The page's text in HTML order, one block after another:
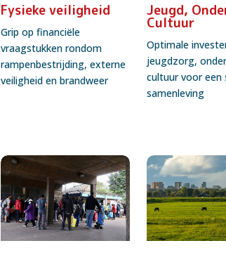
Fysieke veiligheid
Grip op financiële
vraagstukken rondom
rampenbestrijding, externe
veiligheid en brandweer
Jeugd,
Cultuur
Optimale
jeugdzorg,
cultuur voor een
samenleving